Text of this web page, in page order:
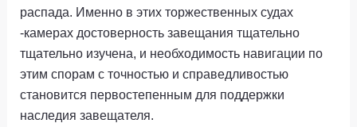
распада. Именно в этих торжественных судах
-камерах достоверность завещания тщательно
тщательно изучена, и необходимость навигации по
этим спорам с точностью и справедливостью
становится первостепенным для поддержки
наследия завещателя.